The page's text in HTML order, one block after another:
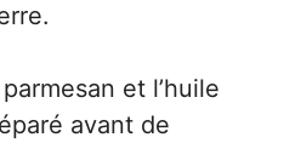
et l’huile
avant de